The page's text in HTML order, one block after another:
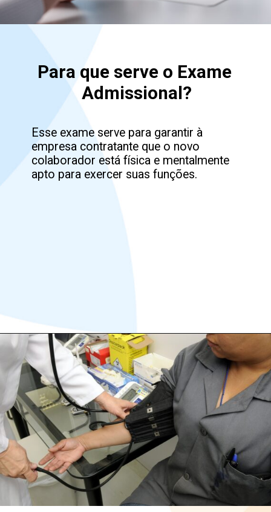
Para que serve o Exame
Admissional?
Esse exame serve para garantir à
empresa contratante que o novo
colaborador está física e mentalmente
apto para exercer suas funções.
Opening